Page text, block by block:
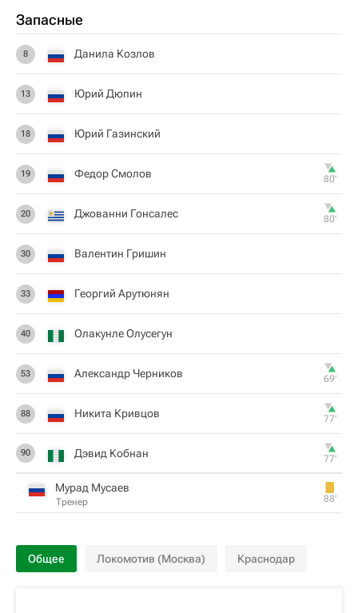
Запасные
8 Данила Козлов
13 Юрий Дюпин
18 Юрий Газинский
19 Федор Смолов 80‎’‎
20 Джованни Гонсалес 80‎’‎
30 Валентин Гришин
33 Георгий Арутюнян
40 Олакунле Олусегун
53 Александр Черников 69‎’‎
88 Никита Кривцов 77‎’‎
90 Дэвид Кобнан 77‎’‎
Мурад Мусаев
Тренер 88‎’‎
Общее Локомотив (Москва) Краснодар